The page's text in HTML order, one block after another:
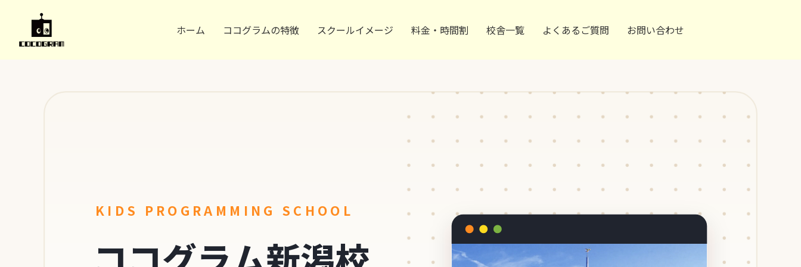
ホーム ココグラムの特徴 スクールイメージ 料金・時間割 校舎一覧 よくあるご質問 お問い合わせ
KIDS PROGRAMMING SCHOOL